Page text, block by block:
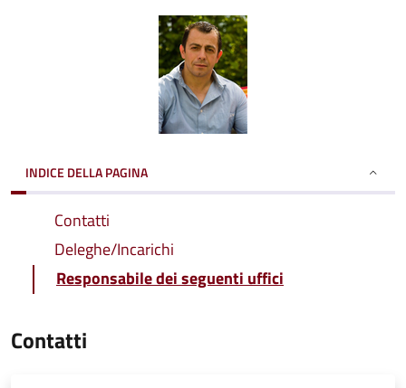
INDICE DELLA PAGINA
Contatti
Deleghe/Incarichi
Responsabile dei seguenti uffici
Contatti